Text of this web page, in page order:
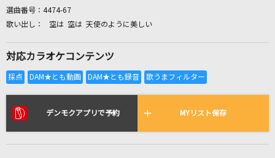
全国りれき
リアルタイムで歌われている曲の一覧
選曲番号： 4474-67
空は 空は 天使のように美しい
対応カラオケコンテンツ
デンモクアプリで予約 MYリスト保存